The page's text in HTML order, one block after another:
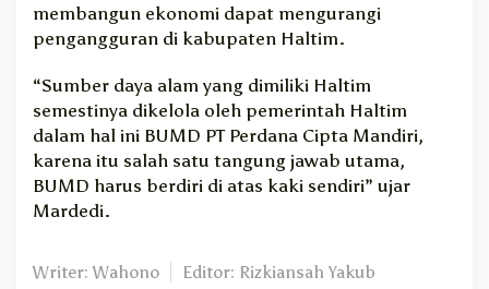
membangun ekonomi dapat mengurangi
pengangguran di kabupaten Haltim.
“Sumber daya alam yang dimiliki Haltim
semestinya dikelola oleh pemerintah Haltim
dalam hal ini BUMD PT Perdana Cipta Mandiri,
karena itu salah satu tangung jawab utama,
BUMD harus berdiri di atas kaki sendiri” ujar
Mardedi.
Writer: Wahono Editor: Rizkiansah Yakub